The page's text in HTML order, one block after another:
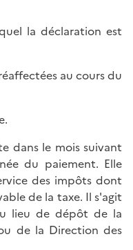
la déclaration est
au cours du
dans le mois suivant
du paiement. Elle
des impôts dont
de la taxe. Il s'agit
lieu de dépôt de la
de la Direction des